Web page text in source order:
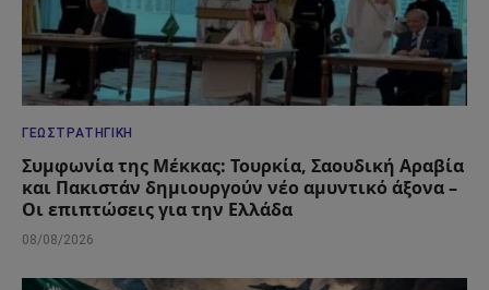
ΓΕΩΣΤΡΑΤΗΓΙΚΉ
Συμφωνία της Μέκκας: Τουρκία, Σαουδική Αραβία
και Πακιστάν δημιουργούν νέο αμυντικό άξονα –
Οι επιπτώσεις για την Ελλάδα
08/08/2026